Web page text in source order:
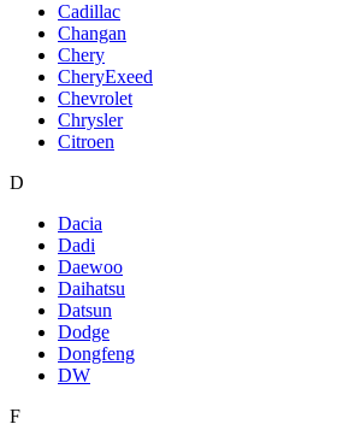
Cadillac
Changan
Chery
CheryExeed
Chevrolet
Chrysler
Citroen
D
Dacia
Dadi
Daewoo
Daihatsu
Datsun
Dodge
Dongfeng
DW
F